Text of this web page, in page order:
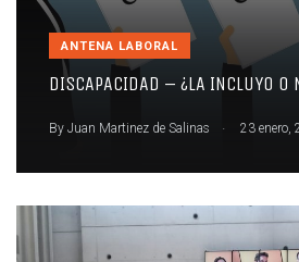
ANTENA LABORAL
DISCAPACIDAD – ¿LA INCLUYO O
By Juan Martinez de Salinas 23 enero,